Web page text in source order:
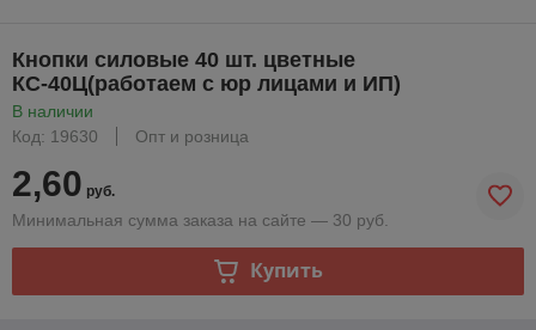
Кнопки силовые 40 шт. цветные
КС-40Ц(работаем с юр лицами и ИП)
В наличии
Код: 19630
Опт и розница
2,60 руб.
Минимальная сумма заказа на сайте — 30 руб.
Купить